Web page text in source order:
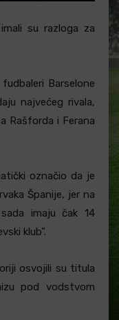
su razloga za
Barselone
najvećeg rivala,
Rašforda i Ferana
označio da je
Španije, jer na
imaju čak 14
klub”.
osvojili su titula
pod vodstvom